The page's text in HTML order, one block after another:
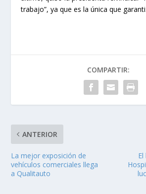
trabajo”, ya que es la única que
COMPARTIR:
ANTERIOR
La mejor exposición de
vehículos comerciales llega
a Qualitauto